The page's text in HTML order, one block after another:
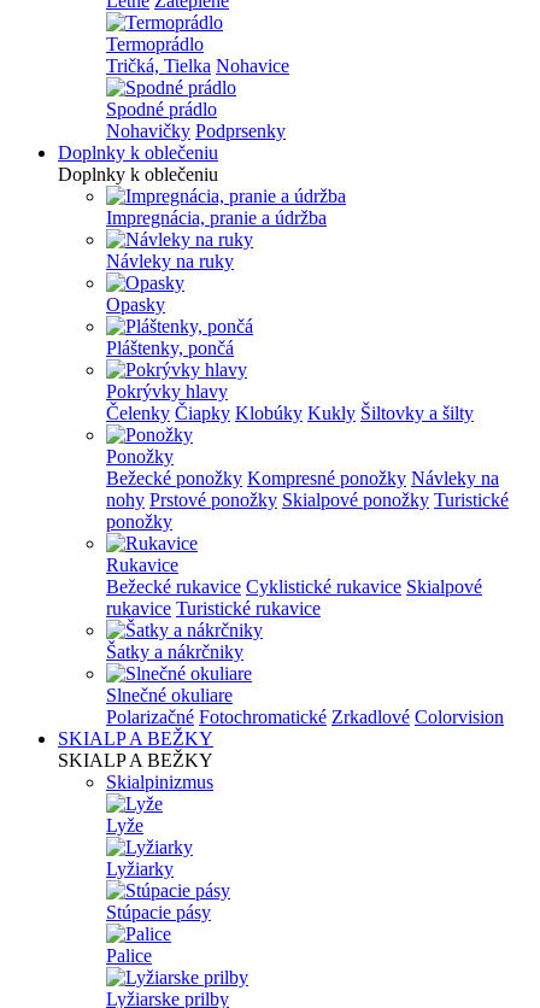
Termoprádlo
Tričká, Tielka Nohavice
Spodné prádlo
Nohavičky Podprsenky
Doplnky k oblečeniu
Doplnky k oblečeniu
Impregnácia, pranie a údržba
Návleky na ruky
Opasky
Pláštenky, pončá
Pokrývky hlavy
Čelenky Čiapky Klobúky Kukly Šiltovky a šilty
Ponožky
Bežecké ponožky Kompresné ponožky Návleky na
nohy Prstové ponožky Skialpové ponožky Turistické
ponožky
Rukavice
Bežecké rukavice Cyklistické rukavice Skialpové
rukavice Turistické rukavice
Šatky a nákrčniky
Slnečné okuliare
Polarizačné Fotochromatické Zrkadlové Colorvision
SKIALP A BEŽKY
SKIALP A BEŽKY
Skialpinizmus
Lyže
Lyžiarky
Stúpacie pásy
Palice
Lyžiarske prilby